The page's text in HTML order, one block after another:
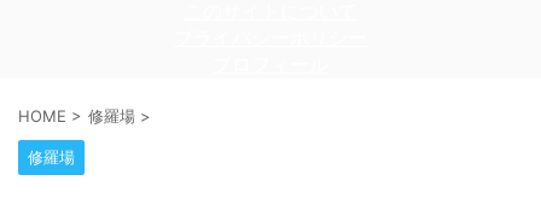
HOME > 修羅場 >
修羅場